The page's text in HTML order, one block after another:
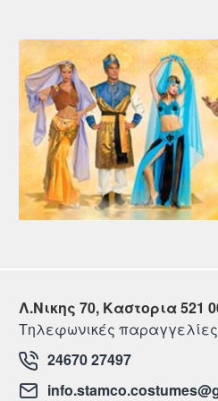
Λ.Νικης 70, Καστορια 521
Τηλεφωνικές παραγγελίες
24670 27497